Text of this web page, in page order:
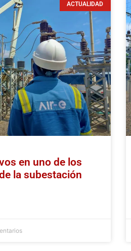
ACTUALIDAD
en uno de los
la subestación